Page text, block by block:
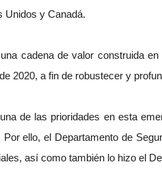
Unidos y Canadá.
cadena de valor construida
2020, a fin de robustecer y
de las prioridades en esta
ello, el Departamento de
así como también lo hizo el